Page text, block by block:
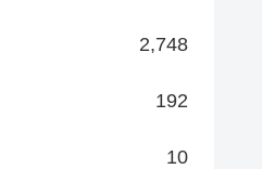
2,748
192
10